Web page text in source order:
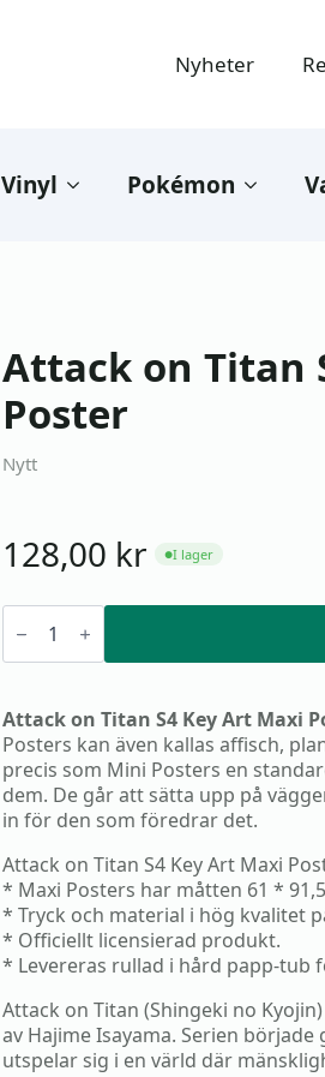
Nyheter
Vinyl Pokémon
Attack on Titan
Poster
Nytt
128,00 kr ●I lager
Attack
on
S4
Art
Maxi
Poster
mängd
Attack on Titan S4 Key Art Maxi
Posters kan även kallas affisch,
precis som Mini Posters en
dem. De går att sätta upp på
in för den som föredrar det.
Attack on Titan S4 Key Art Maxi
* Maxi Posters har måtten 61 *
* Tryck och material i hög kvalitet
* Officiellt licensierad produkt.
* Levereras rullad i hård papp-tub
Attack on Titan (Shingeki no
av Hajime Isayama. Serien
utspelar sig i en värld där